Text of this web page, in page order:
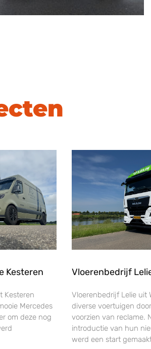
Kesteren
Kesteren
Mercedes
om deze nog
Vloerenbedrijf
Vloerenbedrijf Lelie uit
diverse voertuigen
voorzien van reclame.
introductie van hun
werd een start